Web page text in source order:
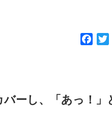
ーし、「あっ！